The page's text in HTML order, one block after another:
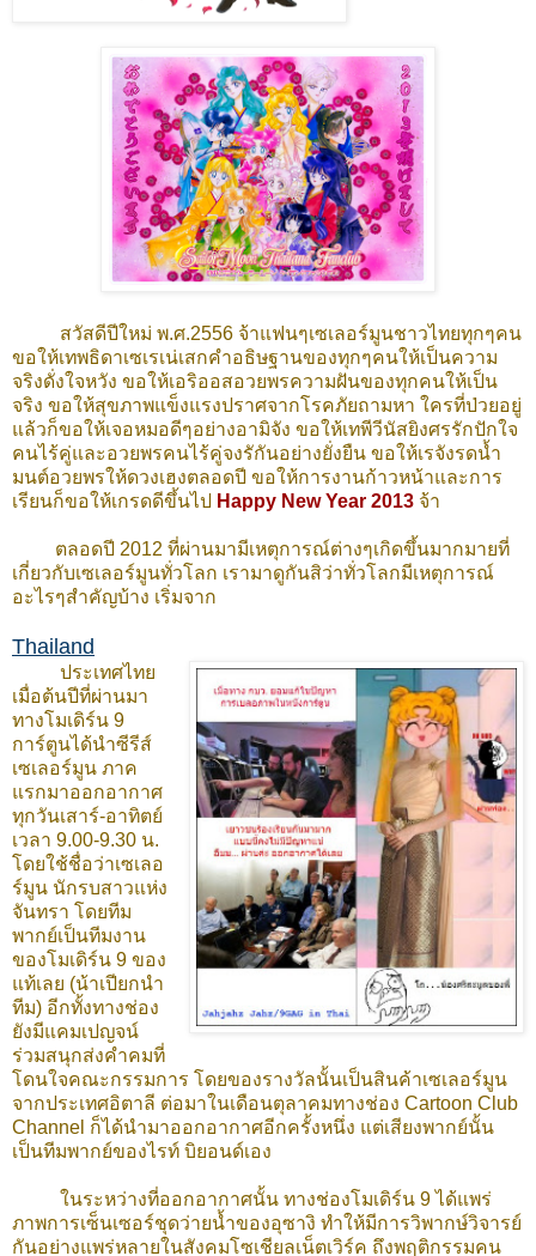
สวัสดีปีใหม่ พ.ศ.2556 จ้าแฟนๆเซเลอร์มูนชาวไทยทุกๆคน
ขอให้เทพธิดาเซเรเน่เสกคำอธิษฐานของทุกๆคนให้เป็นความ
จริงดั่งใจหวัง ขอให้เอริออสอวยพรความฝันของทุกคนให้เป็น
จริง ขอให้สุขภาพแข็งแรงปราศจากโรคภัยถามหา ใครที่ป่วยอยู่
แล้วก็ขอให้เจอหมอดีๆอย่างอามิจัง ขอให้เทพีวีนัสยิงศรรักปักใจ
คนไร้คู่และอวยพรคนไร้คู่จงรักันอย่างยั่งยืน ขอให้เรจังรดน้ำ
มนต์อวยพรให้ดวงเฮงตลอดปี ขอให้การงานก้าวหน้าและการ
เรียนก็ขอให้เกรดดีขึ้นไป Happy New Year 2013 จ้า
ตลอดปี 2012 ที่ผ่านมามีเหตุการณ์ต่างๆเกิดขึ้นมากมายที่
เกี่ยวกับเซเลอร์มูนทั่วโลก เรามาดูกันสิว่าทั่วโลกมีเหตุการณ์
อะไรๆสำคัญบ้าง เริ่มจาก
Thailand
ประเทศไทย
เมื่อต้นปีที่ผ่านมา
ทางโมเดิร์น 9
การ์ตูนได้นำซีรีส์
เซเลอร์มูน ภาค
แรกมาออกอากาศ
ทุกวันเสาร์-อาทิตย์
เวลา 9.00-9.30 น.
โดยใช้ชื่อว่าเซเลอ
ร์มูน นักรบสาวแห่ง
จันทรา โดยทีม
พากย์เป็นทีมงาน
ของโมเดิร์น 9 ของ
แท้เลย (น้าเปียกนำ
ทีม) อีกทั้งทางช่อง
ยังมีแคมเปญจน์
ร่วมสนุกส่งคำคมที่
โดนใจคณะกรรมการ โดยของรางวัลนั้นเป็นสินค้าเซเลอร์มูน
จากประเทศอิตาลี ต่อมาในเดือนตุลาคมทางช่อง Cartoon Club
Channel ก็ได้นำมาออกอากาศอีกครั้งหนึ่ง แต่เสียงพากย์นั้น
เป็นทีมพากย์ของไรท์ บิยอนด์เอง
ในระหว่างที่ออกอากาศนั้น ทางช่องโมเดิร์น 9 ได้แพร่
ภาพการเซ็นเซอร์ชุดว่ายน้ำของอุซางิ ทำให้มีการวิพากษ์วิจารย์
กันอย่างแพร่หลายในสังคมโซเชียลเน็ตเวิร์ค ถึงพฤติกรรมคน